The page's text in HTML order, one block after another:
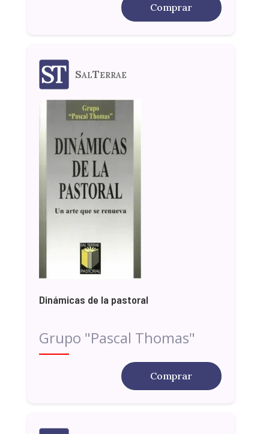
Comprar
SalTerrae
Dinámicas de la pastoral
Grupo "Pascal Thomas"
Comprar